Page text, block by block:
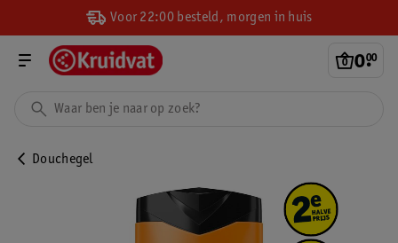
Voor 22:00 besteld, morgen in huis
0.
00
Douchegel